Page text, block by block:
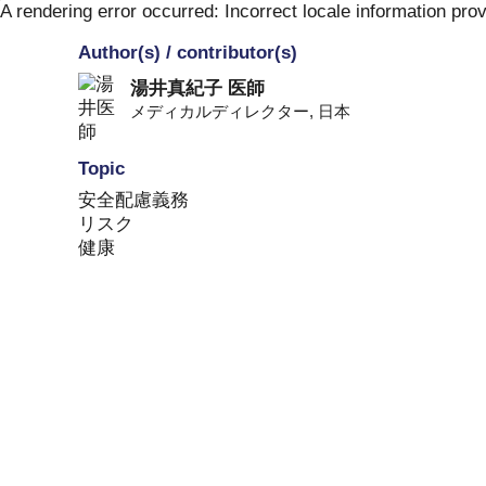
Skip
A rendering error occurred: Incorrect locale information
Author(s) / contributor(s)
湯井真紀子 医師
メディカルディレクター, 日本
Topic
安全配慮義務
リスク
健康